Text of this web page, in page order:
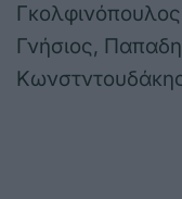
Γνήσιος,